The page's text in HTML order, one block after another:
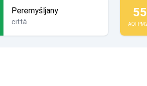
Peremyšljany
città
55
AQI